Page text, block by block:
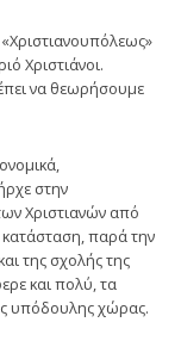
Χριστιάνοι.
να θεωρήσουμε
στην
Χριστιανών από
κατάσταση, παρά την
της σχολής της
και πολύ, τα
υπόδουλης χώρας.